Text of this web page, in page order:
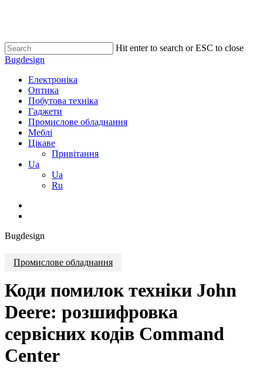
content
Hit enter to search or ESC to close
Close
Bugdesign
search
Menu
Електроніка
Оптика
Побутова техніка
Гаджети
Промислове обладнання
Меблі
Цікаве
Привітання
Ua
Ua
Ru
Bugdesign
Промислове обладнання
Коди помилок техніки John
Deere: розшифровка
сервісних кодів Command
Center